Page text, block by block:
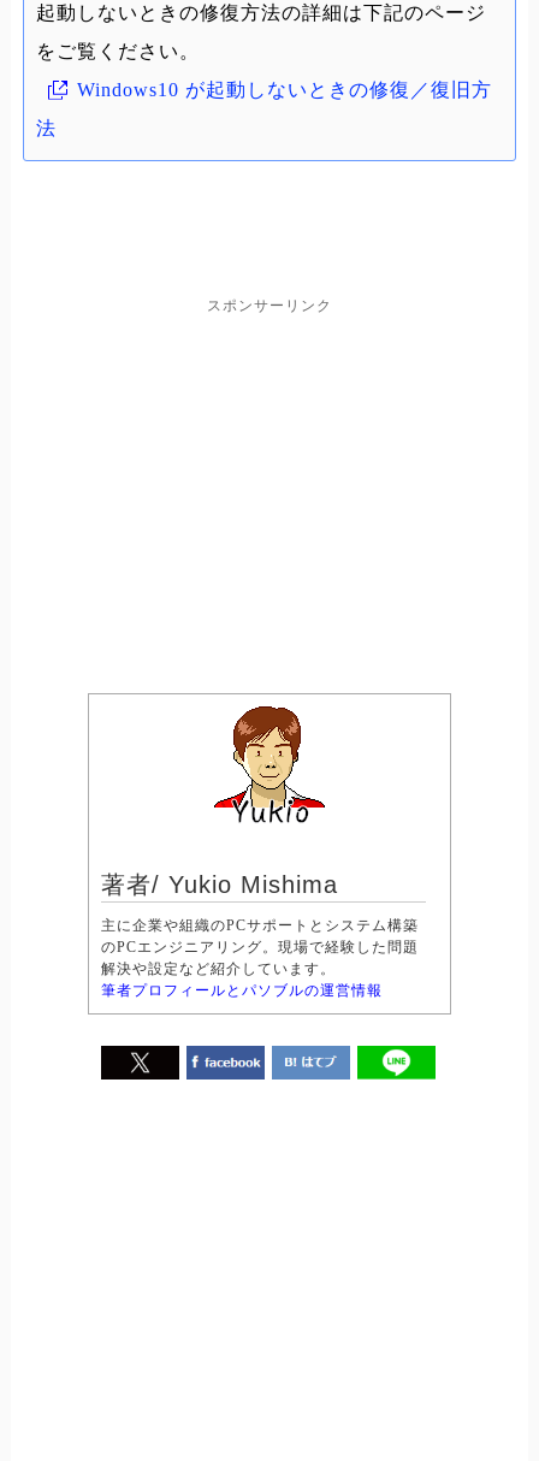
起動しないときの修復方法の詳細は下記のページ
をご覧ください。
Windows10 が起動しないときの修復／復旧方
法
スポンサーリンク
著者/ Yukio Mishima
主に企業や組織のPCサポートとシステム構築
のPCエンジニアリング。現場で経験した問題
解決や設定など紹介しています。
筆者プロフィールとパソブルの運営情報